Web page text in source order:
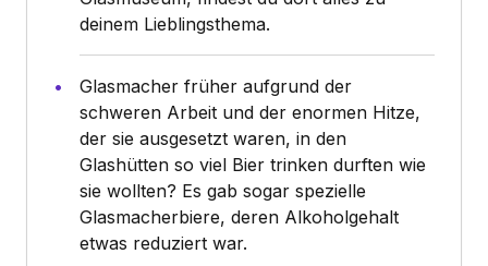
deinem Lieblingsthema.
Glasmacher früher aufgrund der
schweren Arbeit und der enormen Hitze,
der sie ausgesetzt waren, in den
Glashütten so viel Bier trinken durften wie
sie wollten? Es gab sogar spezielle
Glasmacherbiere, deren Alkoholgehalt
etwas reduziert war.